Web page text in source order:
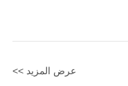
عرض المزيد >>